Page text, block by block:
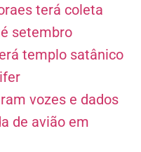
terá coleta
setembro
templo satânico
vozes e dados
de avião em